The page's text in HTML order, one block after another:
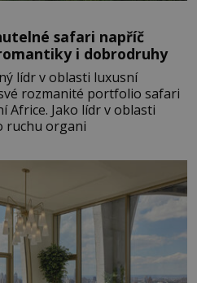
safari napříč
i dobrodruhy
lídr v oblasti luxusní
rozmanité portfolio safari
Africe. Jako lídr v oblasti
ruchu organi